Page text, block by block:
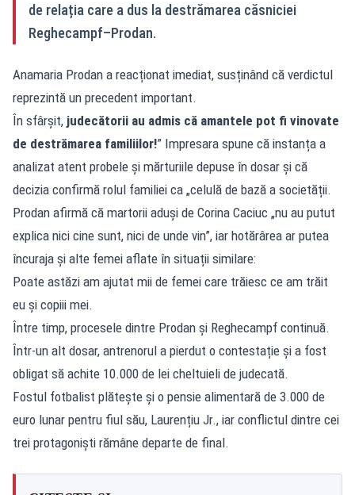
de relația care a dus la destrămarea căsniciei
Reghecampf–Prodan.
Anamaria Prodan a reacționat imediat, susținând că verdictul
reprezintă un precedent important.
În sfârșit, judecătorii au admis că amantele pot fi vinovate
de destrămarea familiilor!” Impresara spune că instanța a
analizat atent probele și mărturiile depuse în dosar și că
decizia confirmă rolul familiei ca „celulă de bază a societății.
Prodan afirmă că martorii aduși de Corina Caciuc „nu au putut
explica nici cine sunt, nici de unde vin”, iar hotărârea ar putea
încuraja și alte femei aflate în situații similare:
Poate astăzi am ajutat mii de femei care trăiesc ce am trăit
eu și copiii mei.
Între timp, procesele dintre Prodan și Reghecampf continuă.
Într-un alt dosar, antrenorul a pierdut o contestație și a fost
obligat să achite 10.000 de lei cheltuieli de judecată.
Fostul fotbalist plătește și o pensie alimentară de 3.000 de
euro lunar pentru fiul său, Laurențiu Jr., iar conflictul dintre cei
trei protagoniști rămâne departe de final.